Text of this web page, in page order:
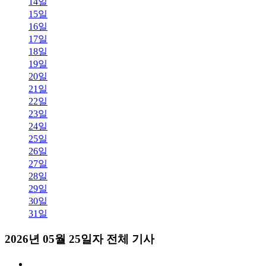
15일
16일
17일
18일
19일
20일
21일
22일
23일
24일
25일
26일
27일
28일
29일
30일
31일
2026년 05월 25일자 전체 기사